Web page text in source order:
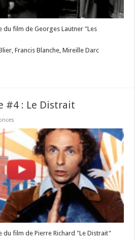
du film de Georges Lautner "Les
Francis Blanche, Mireille Darc
#4 : Le Distrait
du film de Pierre Richard "Le Distrait"